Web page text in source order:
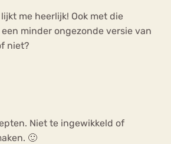
me heerlijk! Ook met die
minder ongezonde versie van
niet?
Niet te ingewikkeld of
🙂